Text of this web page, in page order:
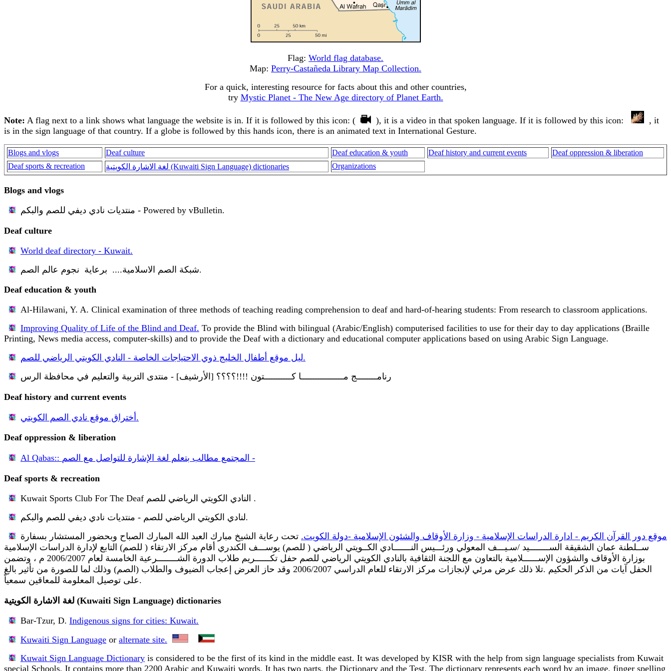
Flag: World flag database.
Map: Perry-Castañeda Library Map Collection.
For a quick, interesting resource for facts about this and other countries,
try Mystic Planet - The New Age directory of Planet Earth.
Note: A flag next to a link shows what language the website is in. If it is followed by this icon: ( ), it is a video in that spoken language. If it is followed by this icon:
, it
is in the sign language of that country. If a globe is followed by this hands icon, there is an animated text in International Gesture.
Blogs and vlogs Deaf culture Deaf education & youth Deaf history and current events
Deaf oppression & liberation
Deaf sports & recreation
لغة الاشارة الكويتية (Kuwaiti Sign Language) dictionaries Organizations
Blogs and vlogs
منتديات نادي ديفي للصم والبكم - Powered by vBulletin.
Deaf culture
World deaf directory - Kuwait.
شبكة الصم الاسلامية.... برعاية نجوم عالم الصم.
Deaf education & youth
Al-Hilawani, Y. A. Clinical examination of three methods of teaching reading comprehension to deaf and hard-of-hearing students: From research to classroom applications.
Improving Quality of Life of the Blind and Deaf. To provide the Blind with bilingual (Arabic/English) computerised facilities to use for their day to day applications (Braille
Printing, News media access, computer-skills) and to provide the Deaf with a dictionary and educational computer applications based on using Arabic Sign Language.
ليل موقع أطفال الخليج ذوي الاحتياجات الخاصة - النادي الكويتي الرياضي للصم.
رنامــــــــج مـــــــــــــــــا كـــــــــــتون !!!!؟؟؟؟ [الأرشيف] - منتدى التربية والتعليم في محافظة الرس
Deaf history and current events
أختراق موقع نادي الصم الكويتي.
Deaf oppression & liberation
Al Qabas:: المجتمع مطالب بتعلم لغة الإشارة للتواصل مع الصم -
Deaf sports & recreation
Kuwait Sports Club For The Deaf النادي الكويتي الرياضي للصم .
لنادي الكويتي الرياضي للصم - منتديات نادي ديفي للصم والبكم.
موقع دور القرآن الكريم - ادارة الدراسات الإسلامية - وزارة الأوقاف والشئون الإسلامية -دولة الكويت. تحت رعاية الشيخ مبارك العبد الله المبارك الصباح وبحضور المستشار بسفارة
ســلطنة عمان الشقيقة الســــــــيد /سـيـــف المعولي ورئـــيس النـــــــادي الكــويتي الرياضي ( للصم) يوســـف الكندري أقام مركز الارتقاء ( للصم) التابع لإدارة الدراسات الإسلامية
بوزارة الأوقاف والشؤون الإســــــلامية بالتعاون مع اللجنة الثقافية بالنادي الكويتي الرياضي للصم حفل تكــــــريم طلاب الدورة الشــــــــرعية الخامسة لعام 2006/2007 م ، وتضمن
الحفل آيات من الذكر الحكيم .تلا ذلك عرض مرئي لإنجازات مركز الارتقاء للعام الدراسي 2006/2007 وقد حاز العرض إعجاب الضيوف والطلاب (الصم) وذلك لما للصورة من تأثير بالغ
على توصيل المعلومة للمعاقين سمعياً.
لغة الاشارة الكويتية (Kuwaiti Sign Language) dictionaries
Bar-Tzur, D. Indigenous signs for cities: Kuwait.
Kuwaiti Sign Language or alternate site.
Kuwait Sign Language Dictionary is considered to be the first of its kind in the middle east. It was developed by KISR with the help from sign language specialists from Kuwait
special Schools. It contains more than 2200 Arabic and Kuwaiti words. It has two parts, the Dictionary and the Test. The dictionary represents each word by an image, finger spelling